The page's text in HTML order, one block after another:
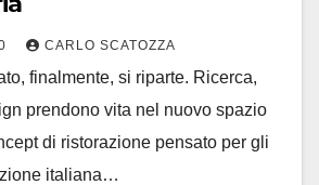
CARLO SCATOZZA
finalmente, si riparte. Ricerca,
prendono vita nel nuovo spazio
di ristorazione pensato per gli
italiana…